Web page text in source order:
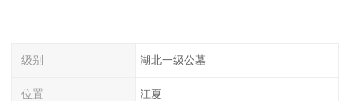
级别 湖北一级公墓
位置 江夏